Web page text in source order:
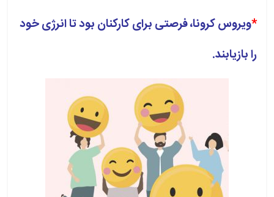
*ویروس کرونا، فرصتی برای کارکنان بود تا انرژی خود
را بازیابند.